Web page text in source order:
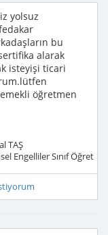
yolsuz
bu
alarak
isteyişi ticari
öğretmen
TAŞ
Engelliler Sınıf